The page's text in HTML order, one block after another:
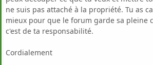
ne suis pas attaché à la propriété. Tu as
mieux pour que le forum garde sa pleine
c'est de ta responsabilité.
Cordialement